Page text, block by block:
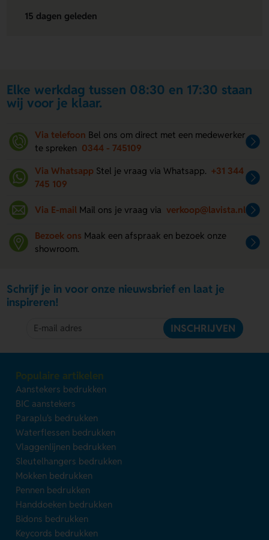
15 dagen geleden
Elke werkdag tussen 08:30 en 17:30 staan
wij voor je klaar.
Via telefoon Bel ons om direct met een medewerker
te spreken 0344 - 745109
Via Whatsapp Stel je vraag via Whatsapp. +31 344
745 109
Via E-mail Mail ons je vraag via verkoop@lavista.nl
Bezoek ons Maak een afspraak en bezoek onze
showroom.
Schrijf je in voor onze nieuwsbrief en laat je
inspireren!
INSCHRIJVEN
Populaire artikelen
Aanstekers bedrukken
BIC aanstekers
Paraplu's bedrukken
Waterflessen bedrukken
Vlaggenlijnen bedrukken
Sleutelhangers bedrukken
Mokken bedrukken
Pennen bedrukken
Handdoeken bedrukken
Bidons bedrukken
Keycords bedrukken